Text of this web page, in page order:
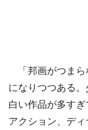
「邦画がつまら
になりつつある
白い作品が多す
アクション、デ